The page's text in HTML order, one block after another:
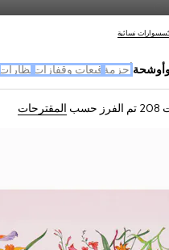
نسائية
أحزمة قبعات وقفازات نظارات
تم الفرز حسب المقترحات